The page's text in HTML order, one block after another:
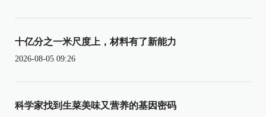
十亿分之一米尺度上，材料有了新能力
2026-08-05 09:26
科学家找到生菜美味又营养的基因密码